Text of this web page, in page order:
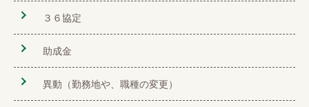
３６協定
助成金
異動（勤務地や、職種の変更）